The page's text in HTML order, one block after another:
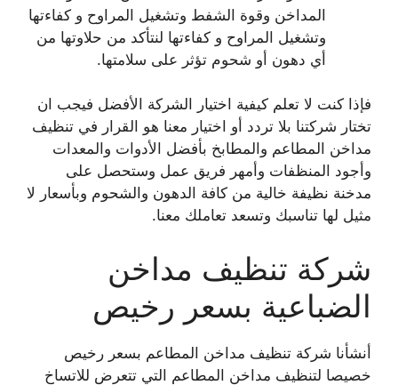
المداخن وقوة الشفط وتشغيل المراوح و كفاءتها
وتشغيل المراوح و كفاءتها لنتأكد من حلاوتها من
أي دهون أو شحوم تؤثر على سلامتها.
فإذا كنت لا تعلم كيفية اختيار الشركة الأفضل فيجب ان
تختار شركتنا بلا تردد أو اختيار معنا هو القرار في تنظيف
مداخن المطاعم والمطابخ بأفضل الأدوات والمعدات
وأجود المنظفات وأمهر فريق عمل وستحصل على
مدخنة نظيفة خالية من كافة الدهون والشحوم وبأسعار لا
مثيل لها تناسبك وتسعد تعاملك معنا.
شركة تنظيف مداخن
الضباعية بسعر رخيص
أنشأنا شركة تنظيف مداخن المطاعم بسعر رخيص
خصيصا لتنظيف مداخن المطاعم التي تتعرض للاتساخ